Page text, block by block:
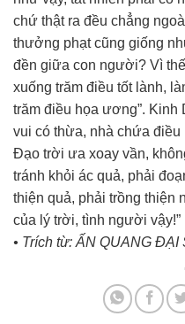
chứ thật ra đều chẳng
thưởng phạt cũng giống
đền giữa con người? Vì
xuống trăm điều tốt lành,
trăm điều họa ương”. Kinh
vui có thừa, nhà chứa điều
Đạo trời ưa xoay vần,
tránh khỏi ác quả, phải
thiện quả, phải trồng thiện
của lý trời, tình người vậy!”
• Trích từ: ẤN QUANG ÐẠI